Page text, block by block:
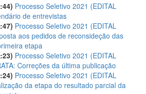
Processo Seletivo 2021 (EDITAL
de entrevistas
Processo Seletivo 2021 (EDITAL
aos pedidos de reconsideção das
etapa
Processo Seletivo 2021 (EDITAL
Correções da última publicação
Processo Seletivo 2021 (EDITAL
da etapa do resultado parcial da